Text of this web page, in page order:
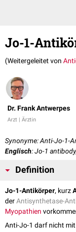
Jo-1-
(Weitergeleitet von
Dr. Frank Antwerpes
Arzt | Ärztin
Synonyme: Anti-Jo-1-
Englisch: Jo-1
Definition
Jo-1-Antikörper, kurz
derAntisynthetase-
Myopathien
Anti-Jo-1 darf nicht mit